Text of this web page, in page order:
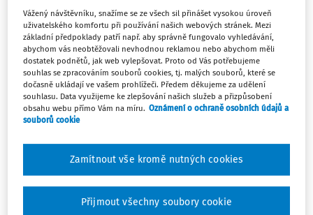
Více o každé z nich se můžete dočíst v předchozích
číslech tohoto časopisu z roku 2021 a 2022.
Téma měkkých dovedností a jejich klíčová role při
uplatnění na trhu práce se stále více dostává do popředí
zájmu v souvislosti se současnými krizemi a s diskusí nad
proměnnou společnosti.1)Pokud chceme připravit děti na
Evropské unie (2018 2)) v rámci doporučení o klíčových
kompetencích pro celoživotní učení definovala celkem 8
klíčových kompetencí a udala tak jasný směr. V návaznosti
Vážený návštěvníku, snažíme se ze všech sil přinášet vysokou úroveň
uživatelského komfortu při používání našich webových stránek. Mezi
základní předpoklady patří např. aby správně fungovalo vyhledávání,
abychom vás neobtěžovali nevhodnou reklamou nebo abychom měli
dostatek podnětů, jak web vylepšovat. Proto od Vás potřebujeme
souhlas se zpracováním souborů cookies, tj. malých souborů, které se
dočasně ukládají ve vašem prohlížeči. Předem děkujeme za udělení
souhlasu. Data využijeme ke zlepšování našich služeb a přizpůsobení
obsahu webu přímo Vám na míru. Oznámení o ochraně osobních údajů a
souborů cookie
Zamítnout vše kromě nutných cookies
Přijmout všechny soubory cookie